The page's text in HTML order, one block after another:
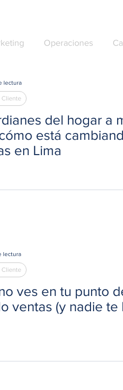
Operaciones
del hogar a
está
en Lima
Cliente
lectura
ves en tu punto
ventas (y nadie
Cliente
lectura